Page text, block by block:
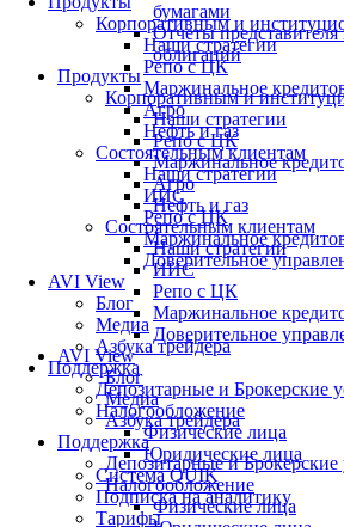
Корпоративным и
Наши стратегии
Репо с ЦК
Маржинальное
Агро
Нефть и газ
Состоятельным клиентам
Наши стратегии
ИИС
Репо с ЦК
Маржинальное
Доверительное
AVI View
Блог
Медиа
Азбука трейдера
Поддержка
Депозитарные и Брокерские
Налогообложение
Физические лица
Юридические лица
Система QUIK
Подписка на аналитику
Тарифы
бумагами
Отчеты представителя
облигаций
Продукты
Корпоративным и
Наши стратегии
Репо с ЦК
Маржинальное
Агро
Нефть и газ
Состоятельным клиентам
Наши стратегии
ИИС
Репо с ЦК
Маржинальное
Доверительное
AVI View
Блог
Медиа
Азбука трейдера
Поддержка
Депозитарные и Брокерские
Налогообложение
Физические лица